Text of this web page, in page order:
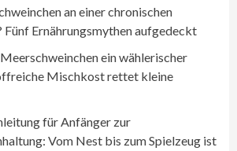
an einer chronischen
Ernährungsmythen aufgedeckt
ein wählerischer
Mischkost rettet kleine
für Anfänger zur
Vom Nest bis zum Spielzeug ist